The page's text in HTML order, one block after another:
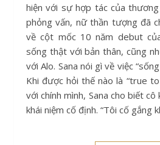
hiện với sự hợp tác của
phỏng vấn, nữ thần tượng đã
về cột mốc 10 năm debut
sống thật với bản thân, cũng
với Alo. Sana nói gì về việc
Khi được hỏi thế nào là “true
với chính mình, Sana cho biết
khái niệm cố định. “Tôi cố gắng